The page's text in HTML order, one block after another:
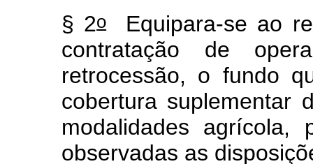
§ 2oEquipara-se ao
contratação de
retrocessão, o fundo
cobertura suplementar
modalidades agrícola,
observadas as